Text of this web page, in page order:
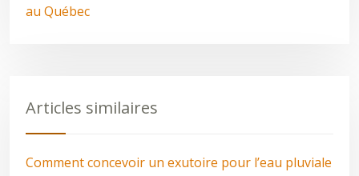
au Québec
Articles similaires
Comment concevoir un exutoire pour l’eau pluviale